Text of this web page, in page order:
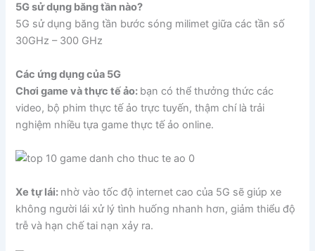
5G sử dụng băng tần nào?
5G sử dụng băng tần bước sóng milimet giữa các tần số
30GHz – 300 GHz
Các ứng dụng của 5G
Chơi game và thực tế ảo: bạn có thể thưởng thức các
video, bộ phim thực tế ảo trực tuyến, thậm chí là trải
nghiệm nhiều tựa game thực tế ảo online.
Xe tự lái: nhờ vào tốc độ internet cao của 5G sẽ giúp xe
không người lái xử lý tình huống nhanh hơn, giảm thiểu độ
trễ và hạn chế tai nạn xảy ra.